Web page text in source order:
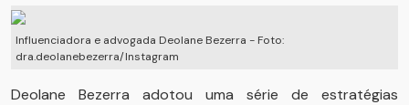
Influenciadora e advogada Deolane Bezerra - Foto:
dra.deolanebezerra/Instagram
Deolane Bezerra adotou uma série de estratégias